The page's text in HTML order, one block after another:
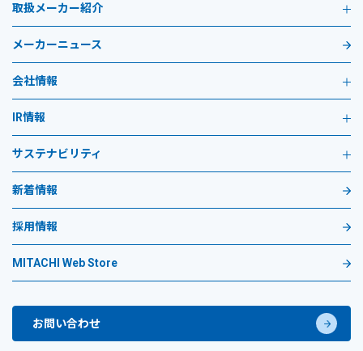
取扱メーカー紹介
メーカーニュース
会社情報
IR情報
サステナビリティ
新着情報
採用情報
MITACHI Web Store
お問い合わせ